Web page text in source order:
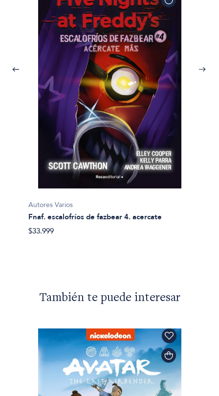
Autores Varios
Fnaf. escalofríos de fazbear 4. acercate
$33.999
También te puede interesar